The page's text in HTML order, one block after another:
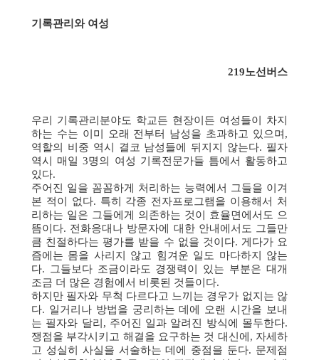
기록관리와 여성
219노선버스
우리 기록관리분야도 학교든 현장이든 여성들이 차지
하는 수는 이미 오래 전부터 남성을 초과하고 있으며,
역할의 비중 역시 결코 남성들에 뒤지지 않는다. 필자
역시 매일 3명의 여성 기록전문가들 틈에서 활동하고
있다.
주어진 일을 꼼꼼하게 처리하는 능력에서 그들을 이겨
본 적이 없다. 특히 각종 전자프로그램을 이용해서 처
리하는 일은 그들에게 의존하는 것이 효율면에서도 으
뜸이다. 전화응대나 방문자에 대한 안내에서도 그들만
큼 친절하다는 평가를 받을 수 없을 것이다. 게다가 요
즘에는 몸을 사리지 않고 힘겨운 일도 마다하지 않는
다. 그들보다 조금이라도 경쟁력이 있는 부분은 대개
조금 더 많은 경험에서 비롯된 것들이다.
하지만 필자와 무척 다르다고 느끼는 경우가 없지는 않
다. 일거리나 방법을 궁리하는 데에 오랜 시간을 보내
는 필자와 달리, 주어진 일과 알려진 방식에 몰두한다.
쟁점을 부각시키고 해결을 요구하는 것 대신에, 자세하
고 성실히 사실을 서술하는 데에 중점을 둔다. 문제점